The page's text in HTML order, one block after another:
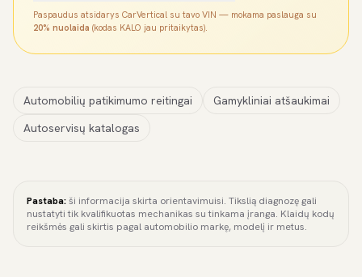
Paspaudus atsidarys CarVertical su tavo VIN — mokama paslauga su
20% nuolaida (kodas KALO jau pritaikytas).
Automobilių patikimumo reitingai
Gamykliniai atšaukimai
Autoservisų katalogas
Pastaba:ši informacija skirta orientavimuisi. Tikslią diagnozę gali
nustatyti tik kvalifikuotas mechanikas su tinkama įranga. Klaidų kodų
reikšmės gali skirtis pagal automobilio markę, modelį ir metus.